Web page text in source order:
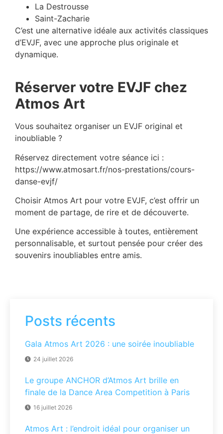
La Destrousse
Saint-Zacharie
C’est une alternative idéale aux activités classiques
d’EVJF, avec une approche plus originale et
dynamique.
Réserver votre EVJF chez
Atmos Art
Vous souhaitez organiser un EVJF original et
inoubliable ?
Réservez directement votre séance ici :
https://www.atmosart.fr/nos-prestations/cours-
danse-evjf/
Choisir Atmos Art pour votre EVJF, c’est offrir un
moment de partage, de rire et de découverte.
Une expérience accessible à toutes, entièrement
personnalisable, et surtout pensée pour créer des
souvenirs inoubliables entre amis.
Posts récents
Gala Atmos Art 2026 : une soirée inoubliable
24 juillet 2026
Le groupe ANCHOR d’Atmos Art brille en
finale de la Dance Area Competition à Paris
16 juillet 2026
Atmos Art : l’endroit idéal pour organiser un